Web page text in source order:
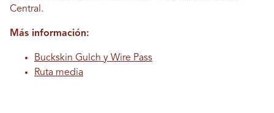
Central.
Más información:
Buckskin Gulch y Wire Pass
Ruta media